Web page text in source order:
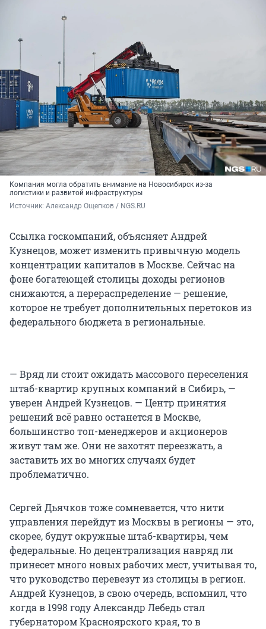
Компания могла обратить внимание на Новосибирск из-за
логистики и развитой инфраструктуры
Источник: Александр Ощепков / NGS.RU
Ссылка госкомпаний, объясняет Андрей
Кузнецов, может изменить привычную модель
концентрации капиталов в Москве. Сейчас на
фоне богатеющей столицы доходы регионов
снижаются, а перераспределение — решение,
которое не требует дополнительных перетоков из
федерального бюджета в региональные.
— Вряд ли стоит ожидать массового переселения
штаб-квартир крупных компаний в Сибирь, —
уверен Андрей Кузнецов. — Центр принятия
решений всё равно останется в Москве,
большинство топ-менеджеров и акционеров
живут там же. Они не захотят переезжать, а
заставить их во многих случаях будет
проблематично.
Сергей Дьячков тоже сомневается, что нити
управления перейдут из Москвы в регионы — это,
скорее, будут окружные штаб-квартиры, чем
федеральные. Но децентрализация навряд ли
принесет много новых рабочих мест, учитывая то,
что руководство перевезут из столицы в регион.
Андрей Кузнецов, в свою очередь, вспомнил, что
когда в 1998 году Александр Лебедь стал
губернатором Красноярского края, то в